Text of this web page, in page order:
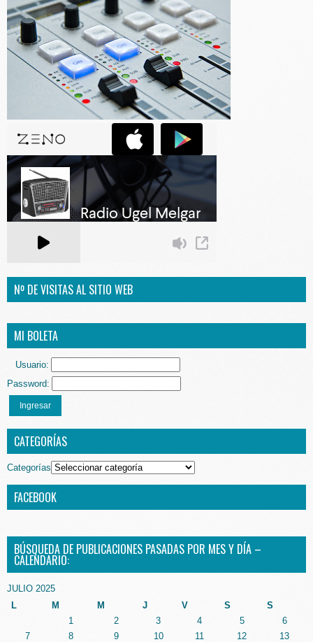
Nº DE VISITAS AL SITIO WEB
MI BOLETA
Usuario:
Password:
Ingresar
CATEGORÍAS
Categorías
FACEBOOK
BÚSQUEDA DE PUBLICACIONES PASADAS POR MES Y DÍA –
CALENDARIO:
JULIO 2025
L
M M J V S S
1 2 3 4 5
6
7
8 9 10 11 12
13